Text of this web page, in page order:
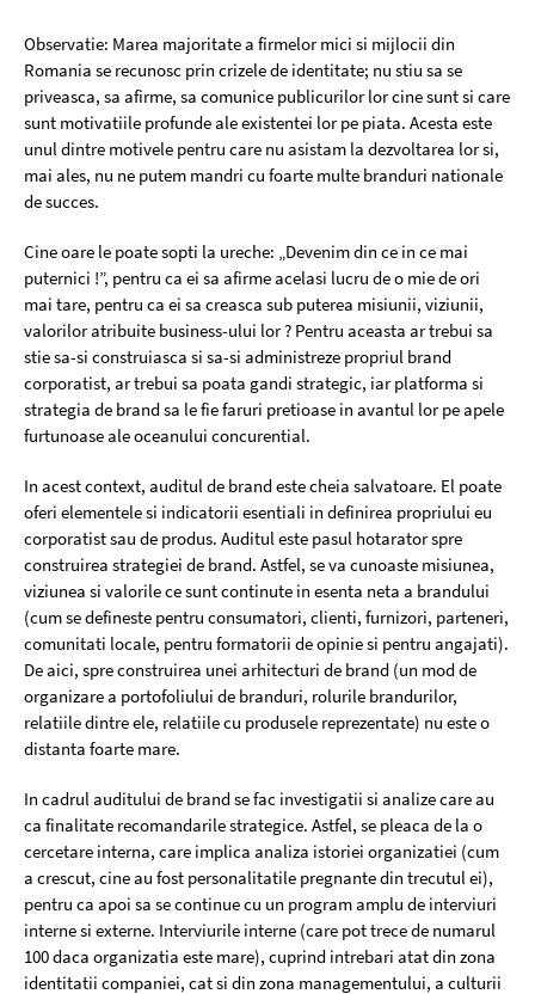
Observatie: Marea majoritate a firmelor mici si mijlocii din
Romania se recunosc prin crizele de identitate; nu stiu sa se
priveasca, sa afirme, sa comunice publicurilor lor cine sunt si care
sunt motivatiile profunde ale existentei lor pe piata. Acesta este
unul dintre motivele pentru care nu asistam la dezvoltarea lor si,
mai ales, nu ne putem mandri cu foarte multe branduri nationale
de succes.
Cine oare le poate sopti la ureche: „Devenim din ce in ce mai
puternici !”, pentru ca ei sa afirme acelasi lucru de o mie de ori
mai tare, pentru ca ei sa creasca sub puterea misiunii, viziunii,
valorilor atribuite business-ului lor ? Pentru aceasta ar trebui sa
stie sa-si construiasca si sa-si administreze propriul brand
corporatist, ar trebui sa poata gandi strategic, iar platforma si
strategia de brand sa le fie faruri pretioase in avantul lor pe apele
furtunoase ale oceanului concurential.
In acest context, auditul de brand este cheia salvatoare. El poate
oferi elementele si indicatorii esentiali in definirea propriului eu
corporatist sau de produs. Auditul este pasul hotarator spre
construirea strategiei de brand. Astfel, se va cunoaste misiunea,
viziunea si valorile ce sunt continute in esenta neta a brandului
(cum se defineste pentru consumatori, clienti, furnizori, parteneri,
comunitati locale, pentru formatorii de opinie si pentru angajati).
De aici, spre construirea unei arhitecturi de brand (un mod de
organizare a portofoliului de branduri, rolurile brandurilor,
relatiile dintre ele, relatiile cu produsele reprezentate) nu este o
distanta foarte mare.
In cadrul auditului de brand se fac investigatii si analize care au
ca finalitate recomandarile strategice. Astfel, se pleaca de la o
cercetare interna, care implica analiza istoriei organizatiei (cum
a crescut, cine au fost personalitatile pregnante din trecutul ei),
pentru ca apoi sa se continue cu un program amplu de interviuri
interne si externe. Interviurile interne (care pot trece de numarul
100 daca organizatia este mare), cuprind intrebari atat din zona
identitatii companiei, cat si din zona managementului, a culturii